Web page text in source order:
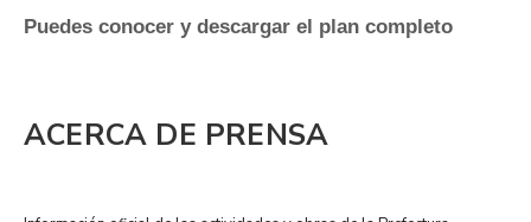
Puedes conocer y descargar el plan completo
ACERCA DE PRENSA